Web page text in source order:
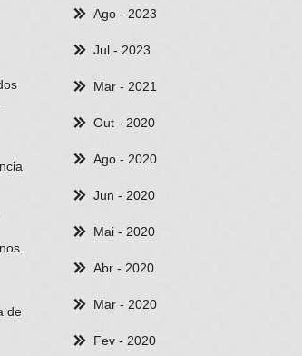
de
Ago - 2023
Jul - 2023
Mar - 2021
Out - 2020
Ago - 2020
Jun - 2020
Mai - 2020
Abr - 2020
Mar - 2020
Fev - 2020